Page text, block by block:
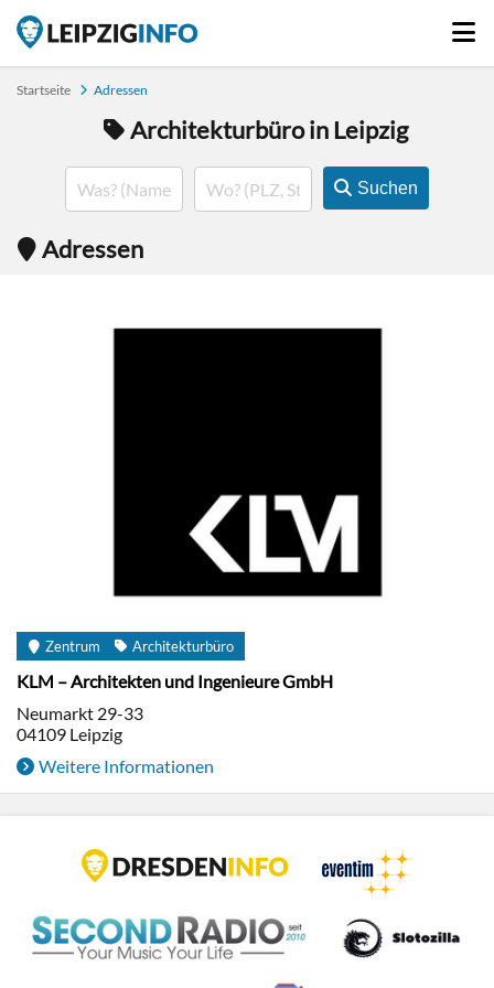
Startseite Adressen
Architekturbüro in Leipzig
Suchen
Adressen
Zentrum Architekturbüro
KLM – Architekten und Ingenieure GmbH
Neumarkt 29-33
04109 Leipzig
Weitere Informationen